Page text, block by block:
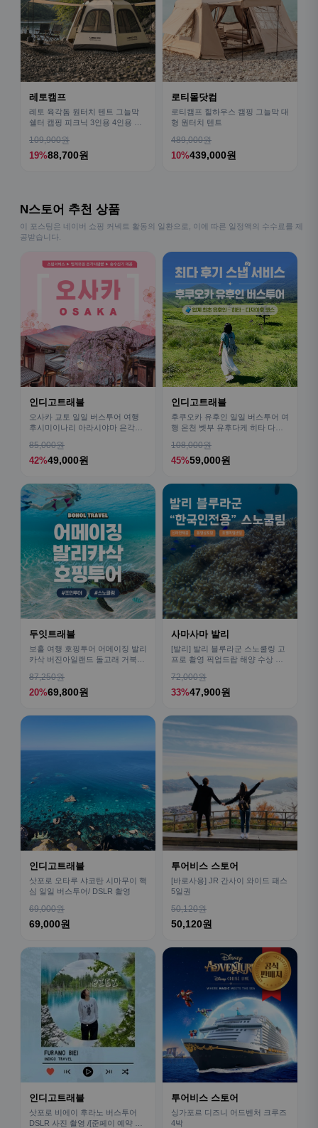
레토캠프
레토 육각돔 원터치 텐트 그늘막
쉘터 캠핑 피크닉 3인용 4인용 패
109,900원
19%88,700원
로티몰닷컴
로티캠프 힐하우스 캠핑 그늘막 대
형 원터치 텐트
489,000원
10%439,000원
N스토어 추천 상품
이 포스팅은 네이버 쇼핑 커넥트 활동의 일환으로, 이에 따른 일정액의 수수료를 제
공받습니다.
인디고트래블
오사카 교토 일일 버스투어 여행
후시미이나리 아라시야마 은각사
85,000원
42%49,000원
인디고트래블
후쿠오카 유후인 일일 버스투어 여
행 온천 벳부 유후다케 히타 다자
108,000원
45%59,000원
두잇트래블
보홀 여행 호핑투어 어메이징 발리
카삭 버진아일랜드 돌고래 거북이
87,250원
20%69,800원
사마사마 발리
[발리] 발리 블루라군 스노쿨링 고
프로 촬영 픽업드랍 해양 수상 액
72,000원
33%47,900원
인디고트래블
삿포로 오타루 샤코탄 시마무이 핵
심 일일 버스투어/ DSLR 촬영
69,000원
69,000원
투어비스 스토어
[바로사용] JR 간사이 와이드 패스
5일권
50,120원
50,120원
인디고트래블
삿포로 비에이 후라노 버스투어
DSLR 사진 촬영 /[준페이 예약 식
투어비스 스토어
싱가포르 디즈니 어드벤처 크루즈
4박